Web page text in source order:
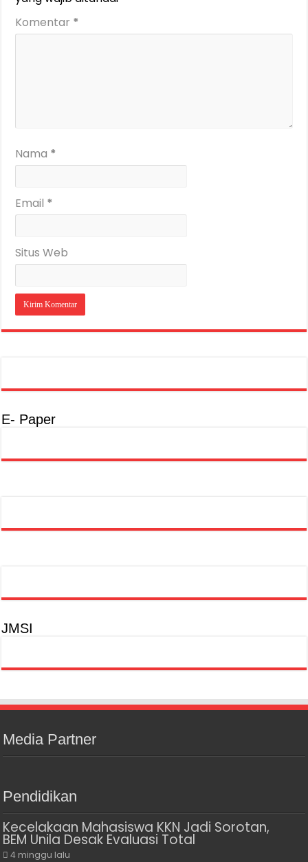
Komentar *
Nama *
Email *
Situs Web
E- Paper
JMSI
Media Partner
Pendidikan
Kecelakaan Mahasiswa KKN Jadi Sorotan,
BEM Unila Desak Evaluasi Total
4 minggu lalu